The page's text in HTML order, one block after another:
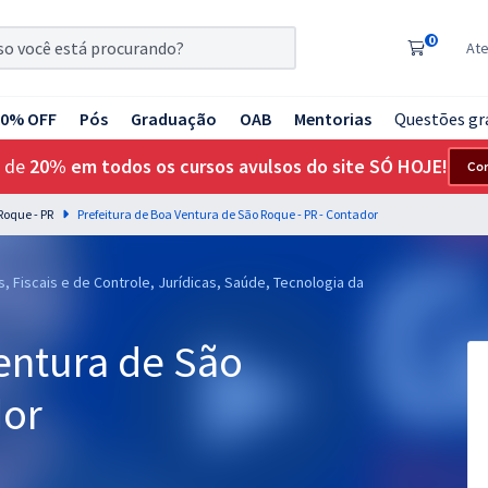
0
OFF Pós Graduação OAB Mentorias Questões
de 20% em todos os cursos avulsos do site SÓ HOJE!
- PR Prefeitura de Boa Ventura de São Roque - PR - Contador
Fiscais e de Controle, Jurídicas, Saúde, Tecnologia da
de São